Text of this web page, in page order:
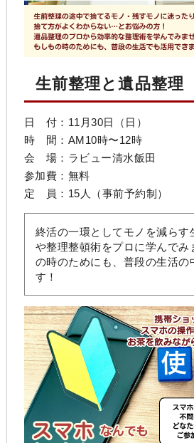
生前整理と遺品整理
日 付：11月30日（日）
時 間：AM10時〜12時
会 場： ラビュー清水飯田
参加費：無料
定 員：15人（事前予約制）
終活の一環としてモノを減らす
や整理整頓術をプロに学んでみ
の時のためにも、普段の生活の
す！